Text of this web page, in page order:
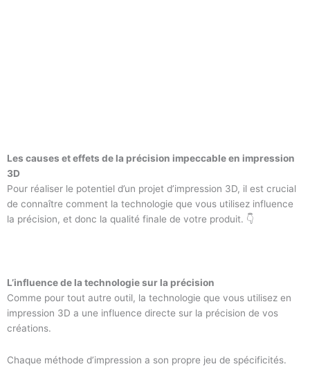
Les causes et effets de la précision impeccable en impression
3D
Pour réaliser le potentiel d’un projet d’impression 3D, il est crucial
de connaître comment la technologie que vous utilisez influence
la précision, et donc la qualité finale de votre produit. 👇
L’influence de la technologie sur la précision
Comme pour tout autre outil, la technologie que vous utilisez en
impression 3D a une influence directe sur la précision de vos
créations.
Chaque méthode d’impression a son propre jeu de spécificités.